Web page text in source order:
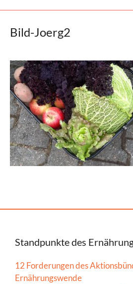
Bild-Joerg2
Standpunkte des
12 Forderungen des
Ernährungswende